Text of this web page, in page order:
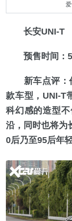
长安UNI-T
预售时间：5
新车点评：作
款车型，UNI-T
科幻感的造型
沿，同时也将为
0后乃至95后年